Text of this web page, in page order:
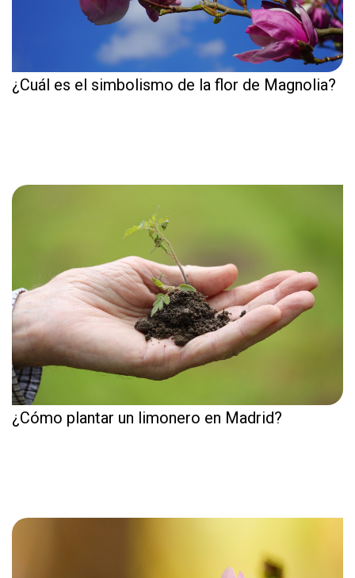
¿Cuál es el simbolismo de la flor de Magnolia?
¿Cómo plantar un limonero en Madrid?